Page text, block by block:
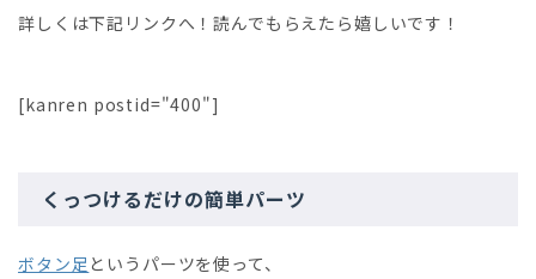
詳しくは下記リンクへ！読んでもらえたら嬉しいです！
[kanren postid="400"]
くっつけるだけの簡単パーツ
ボタン足 というパーツを使って、